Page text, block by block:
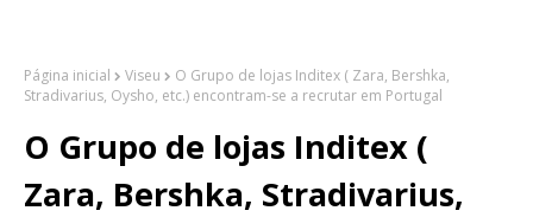
Página inicial Viseu
O Grupo de lojas Inditex ( Zara, Bershka,
Stradivarius, Oysho, etc.) encontram-se a recrutar em Portugal
O Grupo de lojas Inditex (
Zara, Bershka, Stradivarius,